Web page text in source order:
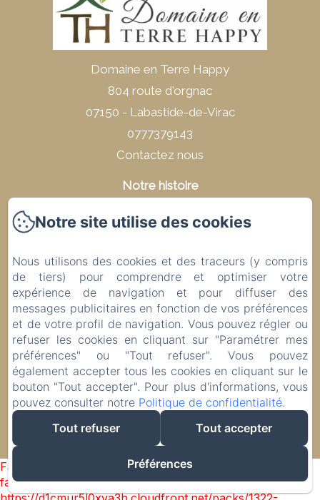
Domaine en Terre Happy
804 route d'orgnac
07150 - Labastide-de-Virac
0777379143
Contactez nous
Notre histoire
Notre charte de qualité
Mentions légales
Politique de confidentialité
Informations légales
Informations sur les cookies
EN FR ES DE
Créé par Amenitiz
Failed to load BookingEngine/index: Loading chunk 1322
failed. (missing:
Notre site utilise des cookies
Nous utilisons des cookies et des traceurs (y compris
de tiers) pour comprendre et optimiser votre
expérience de navigation et pour diffuser des
messages publicitaires en fonction de vos préférences
et de votre profil de navigation. Vous pouvez régler ou
refuser les cookies en cliquant sur "Paramétrer mes
préférences" ou "Tout refuser". Vous pouvez
également accepter tous les cookies en cliquant sur le
bouton "Tout accepter". Pour plus d'informations, vous
pouvez consulter notre Politique de confidentialité.
Tout refuser
Tout accepter
Préférences